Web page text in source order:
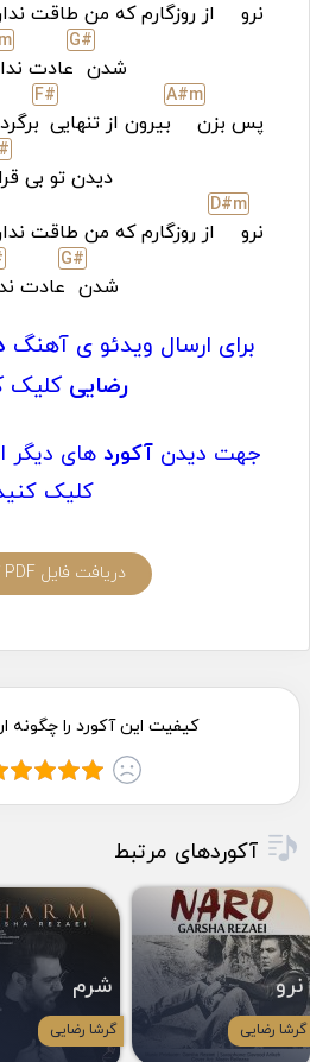
نرو از روزگارم که من طاقت
شدن
G#
عادت ندا
m
پس بزن
A#m
بیرون از تنهایی
F#
دیدن تو بی قرا
نرو
D#m
از روزگارم که من طاقت
شدن
G#
عادت
برای ارسال ویدئو ی آهنگ
رضایی کلیک
جهت دیدنآکورد های دیگر
کلیک
دریافت فایل PDF آکورد
آکوردهای مرتبط
نرو
گرشا رضایی
شرم
گرشا رضایی